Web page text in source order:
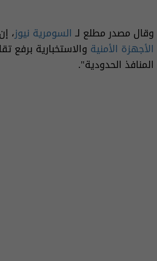
وقال مصدر مطلع لـ السومرية نيوز،
الأجهزة الأمنية والاستخبارية برفع
المنافذ الحدودية".